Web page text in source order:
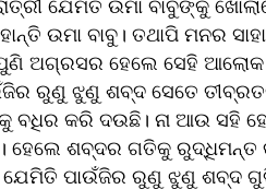
ଯେମିତି ଉମା ବାବୁଙ୍କୁ
ଉମା ବାବୁ। ତଥାପି ମନର
ପୁଣି ଅଗ୍ରସର ହେଲେ ସେହି
ରୁଣୁ ଝୁଣୁ ଶବ୍ଦ ସେତେ
ବଧିର କରି ଦଉଛି। ନା ଆଉ ସହି
ହେଲେ ଶବ୍ଦର ଗତିକୁ
ଯେମିତି ପାଉଁଜିର ରୁଣୁ ଝୁଣୁ ଶବ୍ଦ